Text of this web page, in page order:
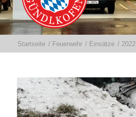
Startseite / Feuerwehr / Einsätze / 2022